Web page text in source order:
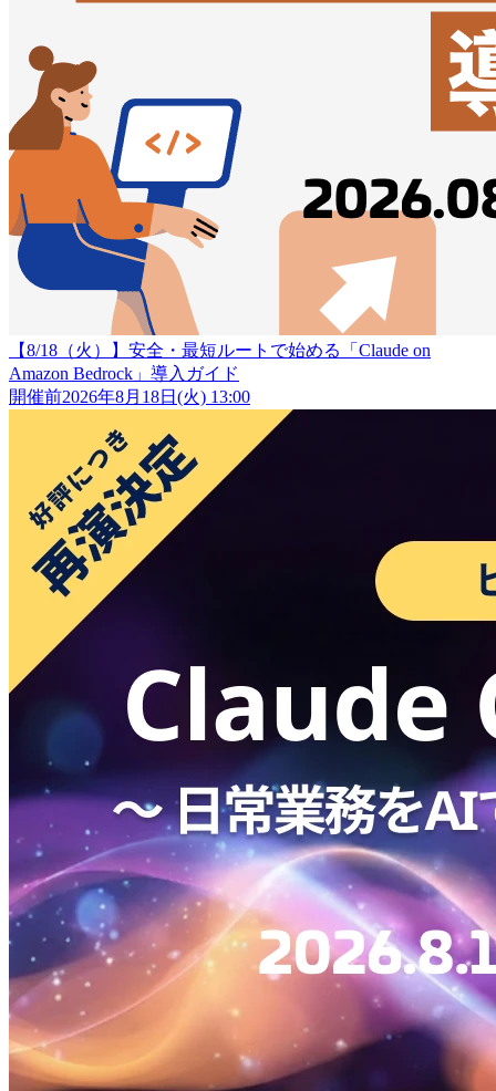
【8/18（火）】安全・最短ルートで始める「Claude on
Amazon Bedrock」導入ガイド
開催前2026年8月18日(火) 13:00